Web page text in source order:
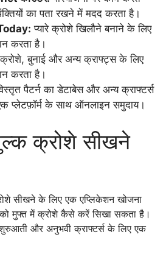
का पता रखने में मदद करता है।
प्यारे क्रोशे खिलौने बनाने के लिए
करता है।
क्रोशे, बुनाई और अन्य क्राफ्ट्स के लिए
करता है।
पैटर्न का डेटाबेस और अन्य क्राफ्टर्स
प्लेटफ़ॉर्म के साथ ऑनलाइन समुदाय।
क्रोशे सीखने
सीखने के लिए एक एप्लिकेशन खोजना
मुफ्त में क्रोशे कैसे करें सिखा सकता है।
और अनुभवी क्राफ्टर्स के लिए एक